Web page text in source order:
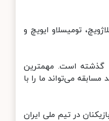
تومیسلاو ایویچ و
گذشته است. مهمترین
می‌تواند ما را با
در تیم ملی ایران